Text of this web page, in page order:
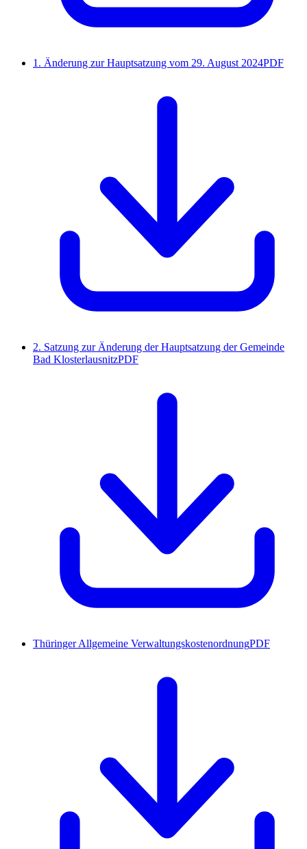
1. Änderung zur Hauptsatzung vom 29. August 2024PDF
2. Satzung zur Änderung der Hauptsatzung der Gemeinde
Bad KlosterlausnitzPDF
Thüringer Allgemeine VerwaltungskostenordnungPDF